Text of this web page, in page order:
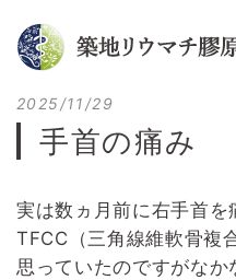
to
content
手首の痛み
Posted
on
2025/11/29
実は数ヵ月前に右手首を
TFCC（三角線維軟骨複
思っていたのですがな